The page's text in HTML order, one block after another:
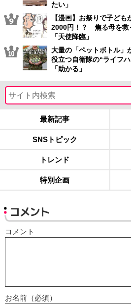
たい」
【漫画】お祭りで子ど
2000円！？ 焦る母を救
「天使降臨」
大量の「ペットボトル
役立つ自衛隊の“ライフ
「助かる」
最新記事
SNSトピック
トレンド
特別企画
コメント
コメント
お名前（必須）